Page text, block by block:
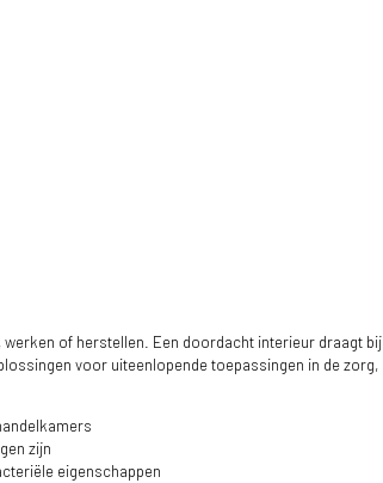
of herstellen. Een doordacht interieur draagt bij
voor uiteenlopende toepassingen in de zorg,
zijn
eigenschappen